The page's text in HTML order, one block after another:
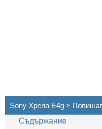
Sony Xperia E4g >
Съдържание